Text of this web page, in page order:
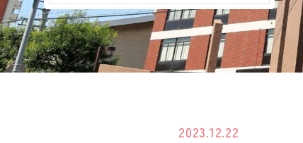
2023.12.22